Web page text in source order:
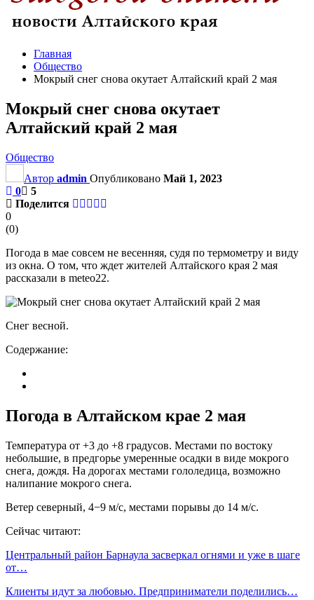
Главная
Общество
Мокрый снег снова окутает Алтайский край 2 мая
Мокрый снег снова окутает
Алтайский край 2 мая
Общество
Автор admin Опубликовано Май 1, 2023
0
5
Поделится
0
(0)
Погода в мае совсем не весенняя, судя по термометру и виду
из окна. О том, что ждет жителей Алтайского края 2 мая
рассказали в meteo22.
Снег весной.
Содержание:
Погода в Алтайском крае 2 мая
Температура от +3 до +8 градусов. Местами по востоку
небольшие, в предгорье умеренные осадки в виде мокрого
снега, дождя. На дорогах местами гололедица, возможно
налипание мокрого снега.
Ветер северный, 4−9 м/с, местами порывы до 14 м/с.
Сейчас читают:
Центральный район Барнаула засверкал огнями и уже в шаге
от…
Клиенты идут за любовью. Предприниматели поделились…